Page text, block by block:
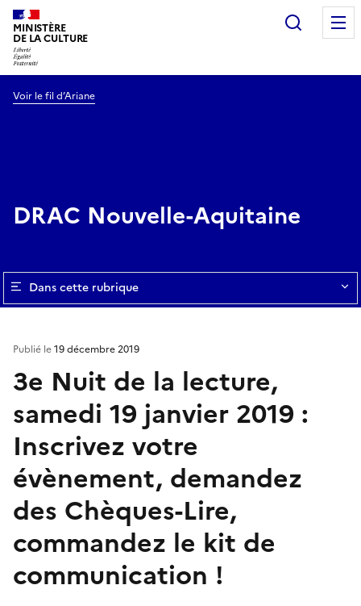
MINISTÈRE
DE LA CULTURE
Voir le fil d’Ariane
DRAC Nouvelle-Aquitaine
Dans cette rubrique
3e Nuit de la lecture,
samedi 19 janvier 2019 :
Inscrivez votre
évènement, demandez
des Chèques-Lire,
commandez le kit de
communication !
Publié le19 décembre 2019